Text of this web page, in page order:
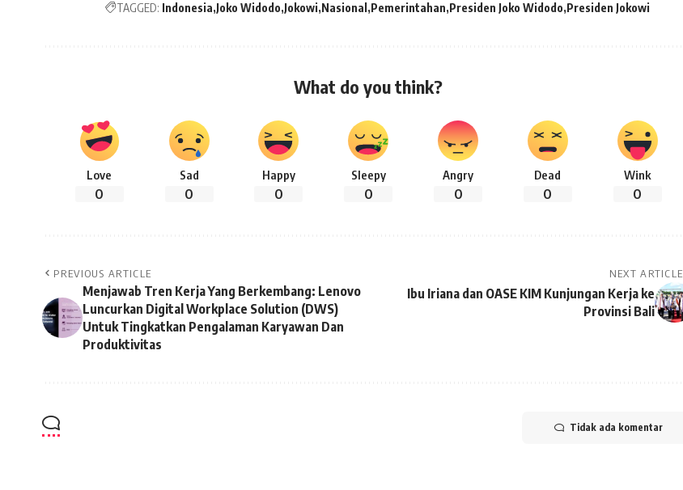
TAGGED: Indonesia Joko Widodo Jokowi Nasional Pemerintahan Presiden Joko Widodo Presiden Jokowi
What do you think?
Love
0
Sad
0
Happy
0
Sleepy
0
Angry
0
Dead
0
Wink
0
PREVIOUS ARTICLE
Menjawab Tren Kerja Yang Berkembang: Lenovo
Luncurkan Digital Workplace Solution (DWS)
Untuk Tingkatkan Pengalaman Karyawan Dan
Produktivitas
NEXT ARTICLE
Ibu Iriana dan OASE KIM Kunjungan Kerja ke
Provinsi Bali
Tidak ada komentar